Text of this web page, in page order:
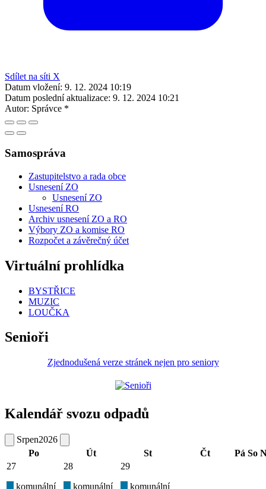
Sdílet na síti X
Datum vložení: 9. 12. 2024 10:19
Datum poslední aktualizace: 9. 12. 2024 10:21
Autor: Správce *
Samospráva
Zastupitelstvo a rada obce
Usnesení ZO
Usnesení ZO
Usnesení RO
Archiv usnesení ZO a RO
Výbory ZO a komise RO
Rozpočet a závěrečný účet
Virtuální prohlídka
BYSTŘICE
MUZIC
LOUČKA
Senioři
Zjednodušená verze stránek nejen pro seniory
Kalendář svozu odpadů
Srpen2026
Po
Út St Čt Pá So
27
komunální
28
komunální
29
komunální